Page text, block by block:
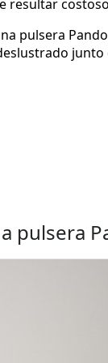
resultar
pulsera
junto
pulsera